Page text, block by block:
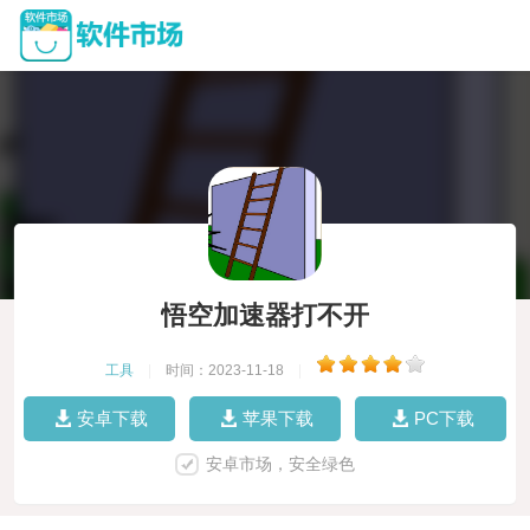
悟空加速器打不开
工具 时间：2023-11-18
安卓下载 苹果下载 PC下载
安卓市场，安全绿色